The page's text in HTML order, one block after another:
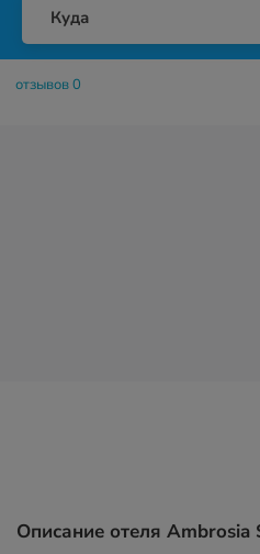
Куда
отзывов 0
Описание отеля Ambrosia